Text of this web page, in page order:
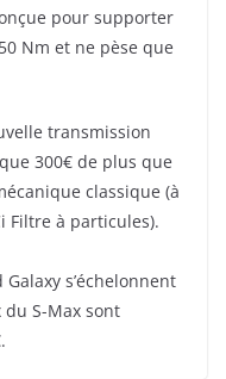
pour supporter
Nm et ne pèse que
transmission
300€ de plus que
classique (à
Filtre à particules).
s’échelonnent
du S-Max sont